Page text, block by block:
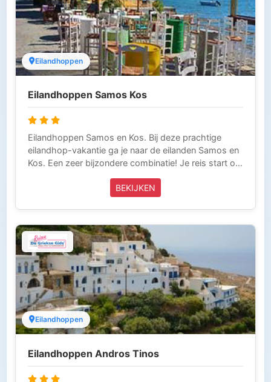
Griekenland zijn 24 uur per dag bereikbaar (Tel 0031-
343-218014) en laten niets over aan het toeval. Zo
kun je zorgeloos op vakantie.
Eilandhoppen
Eilandhoppen Samos Kos
Eilandhoppen Samos en Kos. Bij deze prachtige
eilandhop-vakantie ga je naar de eilanden Samos en
Kos. Een zeer bijzondere combinatie! Je reis start op
het eiland Samos waar je zult landen en eindigt op
het eiland Kos, vanwaar je terugvliegt. Deze reis
verblijf in een 3* accommodatie inclusief ontbijt.
Griekse Gids Reizen is aangesloten bij de ANVR, SGR
en het Calamiteitenfonds. Wij zijn voor onze klanten
die in Griekenland zijn 24 uur per dag bereikbaar (Tel
0031-343-218014) en laten niets over aan het
toeval. Zo kun je zorgeloos op vakantie.
BEKIJKEN
Eilandhoppen
Eilandhoppen Andros Tinos